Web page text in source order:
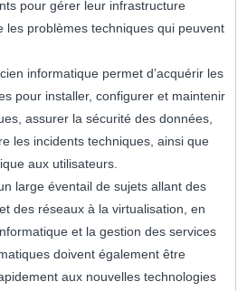
pour gérer leur infrastructure
les problèmes techniques qui peuvent
informatique permet d’acquérir les
pour installer, configurer et maintenir
assurer la sécurité des données,
les incidents techniques, ainsi que
aux utilisateurs.
large éventail de sujets allant des
des réseaux à la virtualisation, en
et la gestion des services
doivent également être
aux nouvelles technologies